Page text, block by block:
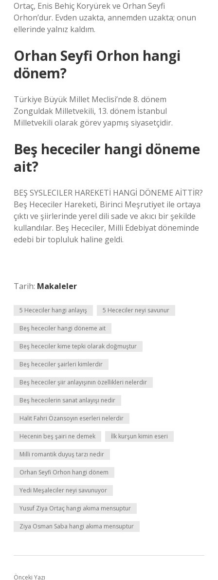
Ortaç, Enis Behiç Koryürek ve Orhan Seyfi
Orhon’dur. Evden uzakta, annemden uzakta; onun
ellerinde yalnız kaldım.
Orhan Seyfi Orhon hangi
dönem?
Türkiye Büyük Millet Meclisi’nde 8. dönem
Zonguldak Milletvekili, 13. dönem İstanbul
Milletvekili olarak görev yapmış siyasetçidir.
Beş hececiler hangi döneme
ait?
BEŞ SYSLECILER HAREKETİ HANGİ DÖNEME AİTTİR?
Beş Hececiler Hareketi, Birinci Meşrutiyet ile ortaya
çıktı ve şiirlerinde yerel dili sade ve akıcı bir şekilde
kullandılar. Beş Hececiler, Milli Edebiyat döneminde
edebi bir topluluk haline geldi.
Tarih: Makaleler
5 Hececiler hangi anlayış 5 Hececiler neyi savunur
Beş hececiler hangi döneme ait
Beş hececiler kime tepki olarak doğmuştur
Beş hececiler şairleri kimlerdir
Beş hececiler şiir anlayışının özellikleri nelerdir
Beş hececilerin sanat anlayışı nedir
Halit Fahri Özansoyın eserleri nelerdir
Hecenin beş şairi ne demek İlk kurşun kimin eseri
Milli romantik duyuş tarzı nedir
Orhan Seyfi Orhon hangi dönem
Yedi Meşaleciler neyi savunuyor
Yusuf Ziya Ortaç hangi akıma mensuptur
Ziya Osman Saba hangi akıma mensuptur
Önceki Yazı